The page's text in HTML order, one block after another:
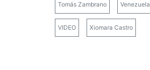
Tomás Zambrano Venezuela
VIDEO Xiomara Castro